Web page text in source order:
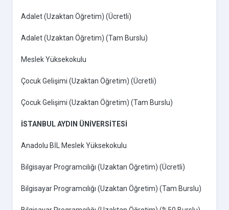
Adalet (Uzaktan Öğretim) (Ücretli)
Adalet (Uzaktan Öğretim) (Tam Burslu)
Meslek Yüksekokulu
Çocuk Gelişimi (Uzaktan Öğretim) (Ücretli)
Çocuk Gelişimi (Uzaktan Öğretim) (Tam Burslu)
İSTANBUL AYDIN ÜNİVERSİTESİ
Anadolu BİL Meslek Yüksekokulu
Bilgisayar Programcılığı (Uzaktan Öğretim) (Ücretli)
Bilgisayar Programcılığı (Uzaktan Öğretim) (Tam Burslu)